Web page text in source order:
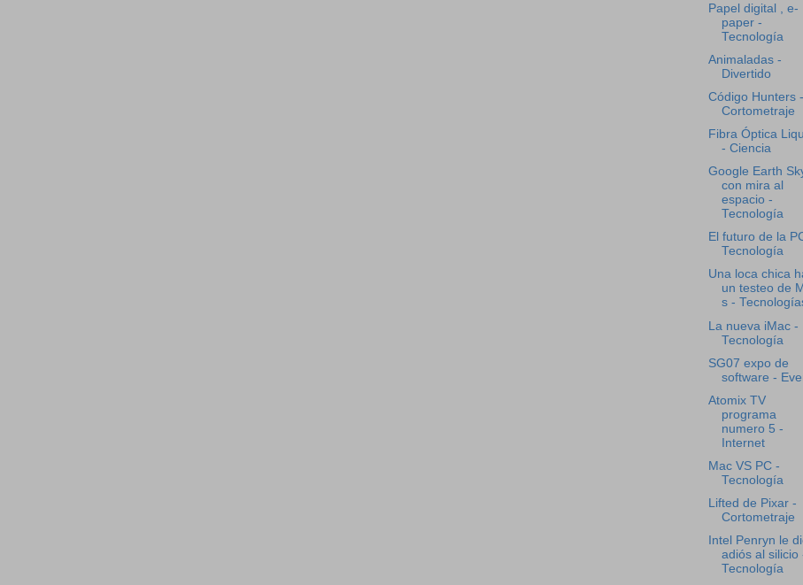
Papel digital , e-
paper -
Tecnología
Animaladas -
Divertido
Código Hunters -
Cortometraje
Fibra Óptica
- Ciencia
Google Earth
con mira al
espacio -
Tecnología
El futuro de la
Tecnología
Una loca chica
un testeo de
s -
La nueva iMac -
Tecnología
SG07 expo de
software -
Atomix TV
programa
numero 5 -
Internet
Mac VS PC -
Tecnología
Lifted de Pixar -
Cortometraje
Intel Penryn le
adiós al silicio
Tecnología